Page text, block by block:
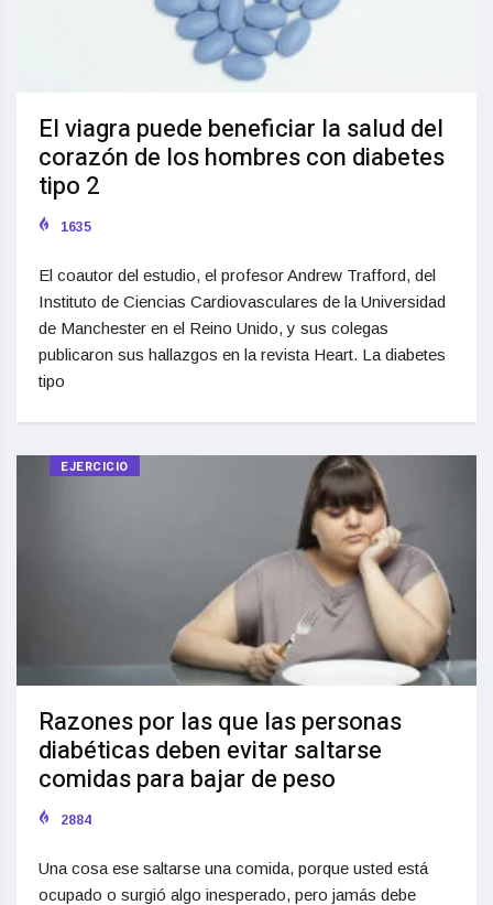
El viagra puede beneficiar la salud del
corazón de los hombres con diabetes
tipo 2
1635
El coautor del estudio, el profesor Andrew Trafford, del
Instituto de Ciencias Cardiovasculares de la Universidad
de Manchester en el Reino Unido, y sus colegas
publicaron sus hallazgos en la revista Heart. La diabetes
tipo
EJERCICIO
Razones por las que las personas
diabéticas deben evitar saltarse
comidas para bajar de peso
2884
Una cosa ese saltarse una comida, porque usted está
ocupado o surgió algo inesperado, pero jamás debe